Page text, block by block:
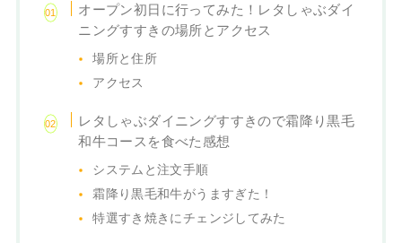
オープン初日に行ってみた！レタしゃぶダイ
ニングすすきの場所とアクセス
場所と住所
アクセス
レタしゃぶダイニングすすきので霜降り黒毛
和牛コースを食べた感想
システムと注文手順
霜降り黒毛和牛がうますぎた！
特選すき焼きにチェンジしてみた